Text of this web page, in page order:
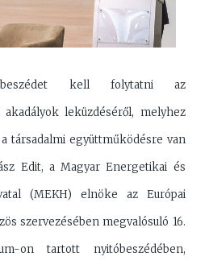
kell folytatni az
leküzdéséről, melyhez
társadalmi együttműködésre van
Edit, a Magyar Energetikai és
(MEKH) elnöke az Európai
szervezésében megvalósuló 16.
on tartott nyitóbeszédében,